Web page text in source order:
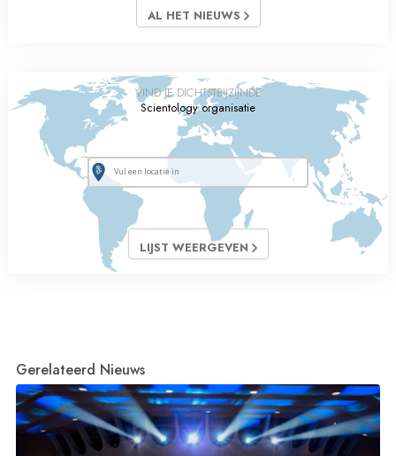
AL HET NIEUWS
VIND JE DICHTSTBIJZIJNDE
Scientology organisatie
LIJST WEERGEVEN
Gerelateerd Nieuws